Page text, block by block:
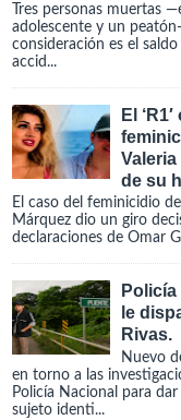
Tres personas muertas
adolescente y un
consideración es el
accid...
El
de su
El caso del feminicidio
Márquez dio un giro
declaraciones de Omar
le
Rivas.
Nuevo
en torno a las
Policía Nacional para
sujeto identi...